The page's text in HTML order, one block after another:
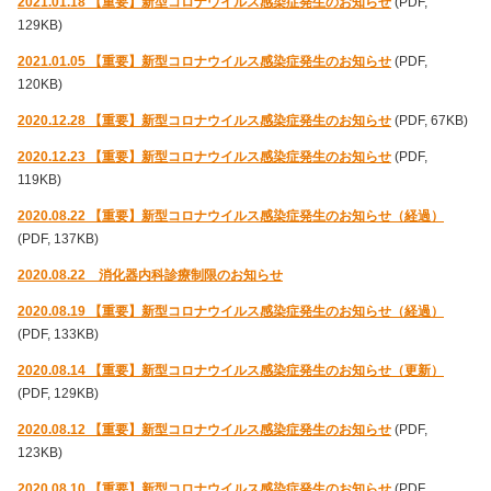
129KB)
2021.01.05 【重要】新型コロナウイルス感染症発生のお知らせ (PDF,
120KB)
2020.12.28 【重要】新型コロナウイルス感染症発生のお知らせ (PDF, 67KB)
2020.12.23 【重要】新型コロナウイルス感染症発生のお知らせ (PDF,
119KB)
2020.08.22 【重要】新型コロナウイルス感染症発生のお知らせ（経過）
(PDF, 137KB)
2020.08.22 消化器内科診療制限のお知らせ
2020.08.19 【重要】新型コロナウイルス感染症発生のお知らせ（経過）
(PDF, 133KB)
2020.08.14 【重要】新型コロナウイルス感染症発生のお知らせ（更新）
(PDF, 129KB)
2020.08.12 【重要】新型コロナウイルス感染症発生のお知らせ (PDF,
123KB)